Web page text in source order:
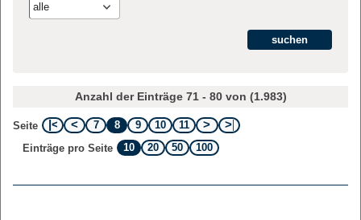
alle
Anzahl der Einträge 71 - 80 von (1.983)
Seite 7 8 9 10
11
Einträge pro Seite
10 20 50 100